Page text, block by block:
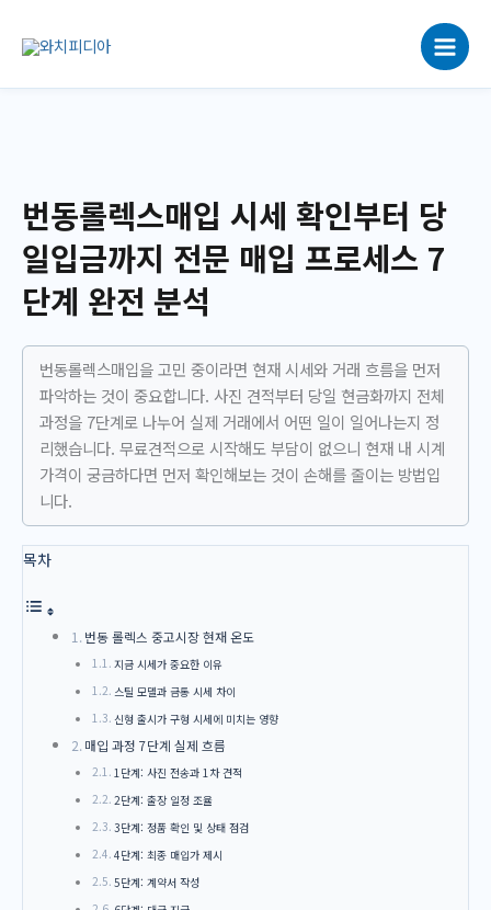
로
번동롤렉스매입 시세 확인부터 당
일입금까지 전문 매입 프로세스 7
단계 완전 분석
번동롤렉스매입을 고민 중이라면 현재 시세와 거래 흐름을 먼저
파악하는 것이 중요합니다. 사진 견적부터 당일 현금화까지 전체
과정을 7단계로 나누어 실제 거래에서 어떤 일이 일어나는지 정
리했습니다. 무료견적으로 시작해도 부담이 없으니 현재 내 시계
가격이 궁금하다면 먼저 확인해보는 것이 손해를 줄이는 방법입
니다.
목차
번동 롤렉스 중고시장 현재 온도
지금 시세가 중요한 이유
스틸 모델과 금통 시세 차이
신형 출시가 구형 시세에 미치는 영향
매입 과정 7단계 실제 흐름
1단계: 사진 전송과 1차 견적
2단계: 출장 일정 조율
3단계: 정품 확인 및 상태 점검
4단계: 최종 매입가 제시
5단계: 계약서 작성